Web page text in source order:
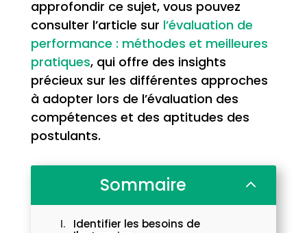
approfondir ce sujet, vous pouvez
consulter l’article sur l’évaluation de
performance : méthodes et meilleures
pratiques, qui offre des insights
précieux sur les différentes approches
à adopter lors de l’évaluation des
compétences et des aptitudes des
postulants.
Sommaire 2
Identifier les besoins de